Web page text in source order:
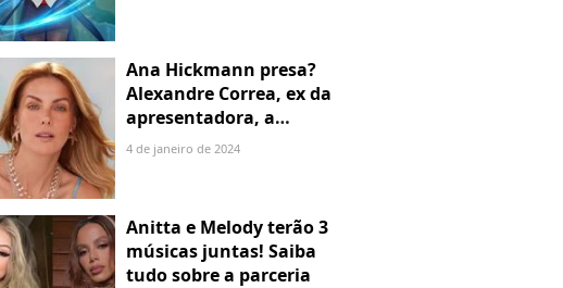
Ana Hickmann presa?
Alexandre Correa, ex da
apresentadora, a
denuncia por alienação
4 de janeiro de 2024
Anitta e Melody terão 3
músicas juntas! Saiba
tudo sobre a parceria